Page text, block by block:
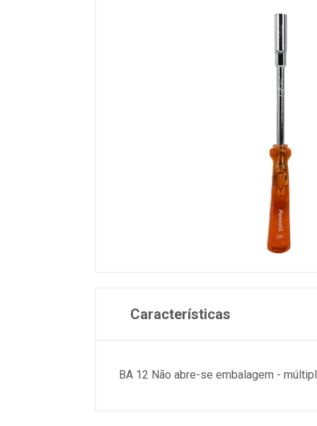
Características
BA 12 Não abre-se embalagem -